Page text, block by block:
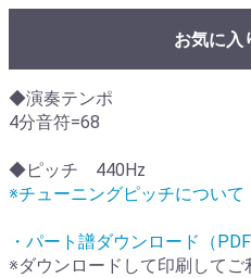
お気に入
◆演奏テンポ
4分音符=68
◆ピッチ 440Hz
※チューニングピッチについて
・パート譜ダウンロード（PDF
※ダウンロードして印刷してご